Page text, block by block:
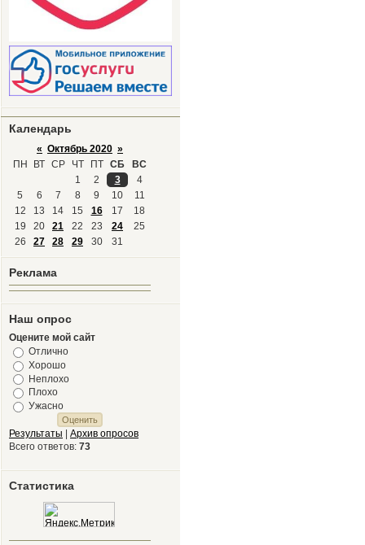
Календарь
« Октябрь 2020 »
ПН
ВТ СР ЧТ ПТ СБ
ВС
1
2 3
4
5
6 7 8 9 10
11
12
13 14 15 16 17
18
19
20 21 22 23 24
25
26
27 28 29 30 31
Реклама
Наш опрос
Оцените мой сайт
Отлично
Хорошо
Неплохо
Плохо
Ужасно
Результаты
Архив опросов
Всего ответов: 73
Статистика